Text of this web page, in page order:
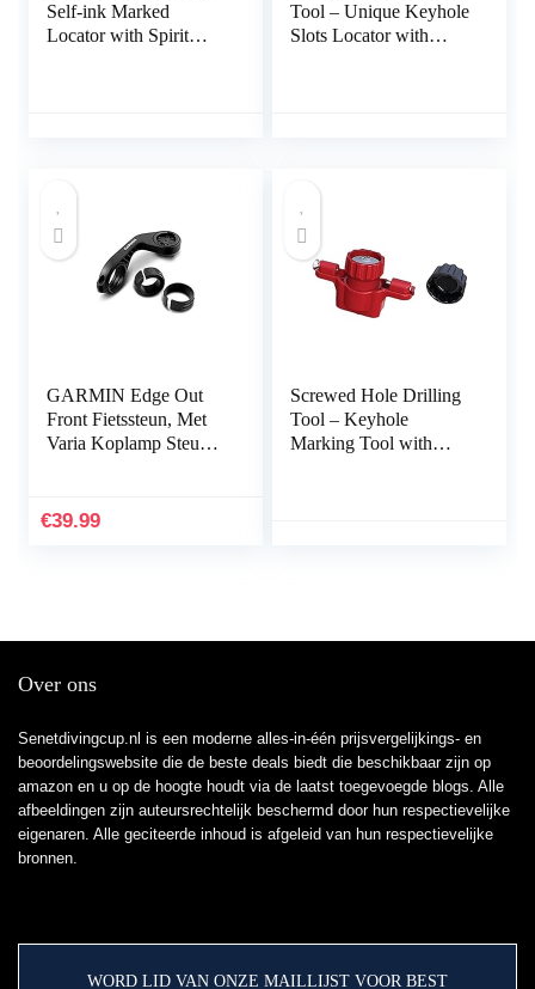
Self-ink Marked
Locator with Spirit
Tool – Unique Keyhole
Slots Locator with
GARMIN Edge Out
Front Fietssteun, Met
Varia Koplamp Steun,
€39.99
Screwed Hole Drilling
Tool – Keyhole
Marking Tool with
Over ons
Senetdivingcup.nl is een moderne alles-in-één prijsvergelijkings- en
beoordelingswebsite die de beste deals biedt die beschikbaar zijn op
amazon en u op de hoogte houdt via de laatst toegevoegde blogs. Alle
afbeeldingen zijn auteursrechtelijk beschermd door hun respectievelijke
eigenaren. Alle geciteerde inhoud is afgeleid van hun respectievelijke
bronnen.
WORD LID VAN ONZE MAILLIJST VOOR BEST